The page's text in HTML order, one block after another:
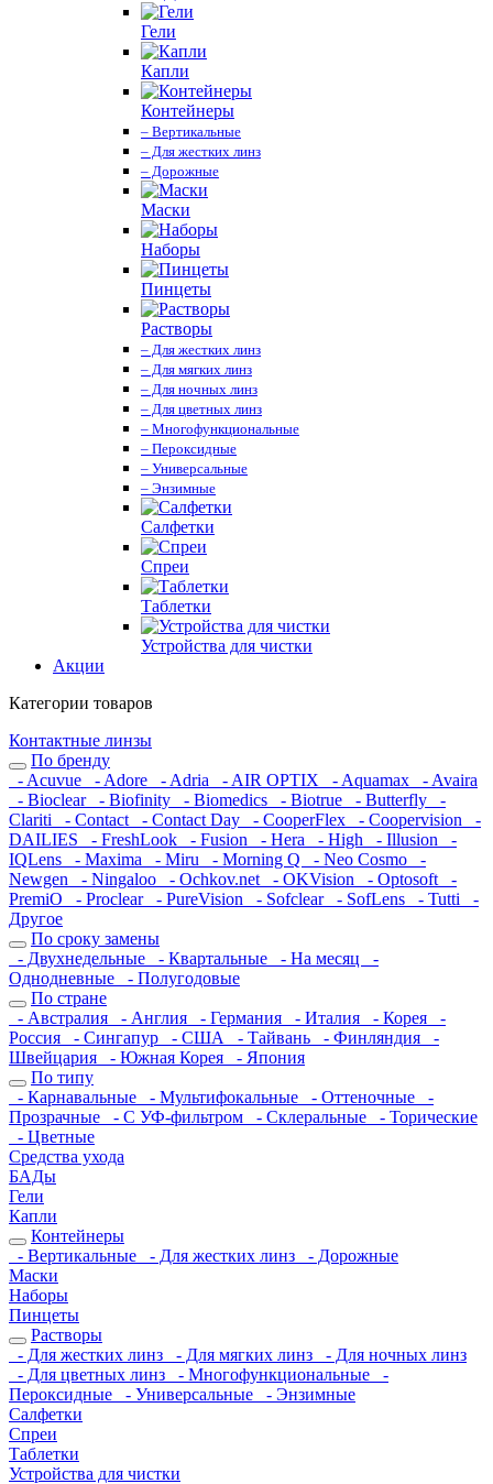
Гели
Капли
Контейнеры
– Вертикальные
– Для жестких линз
– Дорожные
Маски
Наборы
Пинцеты
Растворы
– Для жестких линз
– Для мягких линз
– Для ночных линз
– Для цветных линз
– Многофункциональные
– Пероксидные
– Универсальные
– Энзимные
Салфетки
Спреи
Таблетки
Устройства для чистки
Акции
Категории товаров
Контактные линзы
По бренду
- Acuvue
- Adore - Adria - AIR OPTIX - Aquamax
- Avaira
- Bioclear
- Biofinity - Biomedics - Biotrue - Butterfly
-
Clariti
- Contact - Contact Day - CooperFlex - Coopervision
-
DAILIES
- FreshLook - Fusion - Hera - High - Illusion
-
IQLens
- Maxima - Miru - Morning Q - Neo Cosmo
-
Newgen
- Ningaloo - Ochkov.net - OKVision - Optosoft
-
PremiO
- Proclear - PureVision - Sofclear - SofLens - Tutti
-
Другое
По сроку замены
- Двухнедельные
- Квартальные - На месяц
-
Однодневные
- Полугодовые
По стране
- Австралия
- Англия - Германия - Италия - Корея
-
Россия
- Сингапур - США - Тайвань - Финляндия
-
Швейцария
- Южная Корея
- Япония
По типу
- Карнавальные
- Мультифокальные - Оттеночные
-
Прозрачные
- С УФ-фильтром - Склеральные
- Торические
- Цветные
Средства ухода
БАДы
Гели
Капли
Контейнеры
- Вертикальные
- Для жестких линз
- Дорожные
Маски
Наборы
Пинцеты
Растворы
- Для жестких линз
- Для мягких линз
- Для ночных линз
- Для цветных линз
- Многофункциональные
-
Пероксидные
- Универсальные
- Энзимные
Салфетки
Спреи
Таблетки
Устройства для чистки